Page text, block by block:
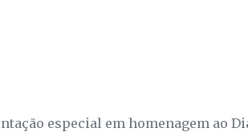
especial em homenagem ao